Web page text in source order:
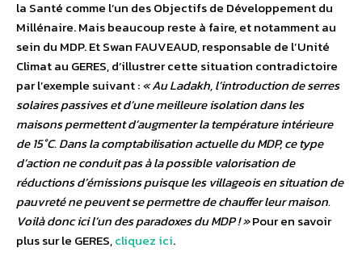
la Santé comme l’un des Objectifs de Développement du
Millénaire. Mais beaucoup reste à faire, et notamment au
sein du MDP. Et Swan FAUVEAUD, responsable de l’Unité
Climat au GERES, d’illustrer cette situation contradictoire
par l’exemple suivant :« Au Ladakh, l’introduction de serres
solaires passives et d’une meilleure isolation dans les
maisons permettent d’augmenter la température intérieure
de 15°C. Dans la comptabilisation actuelle du MDP, ce type
d’action ne conduit pas à la possible valorisation de
réductions d’émissions puisque les villageois en situation de
pauvreté ne peuvent se permettre de chauffer leur maison.
Voilà donc ici l’un des paradoxes du MDP ! »Pour en savoir
plus sur le GERES,cliquez ici.